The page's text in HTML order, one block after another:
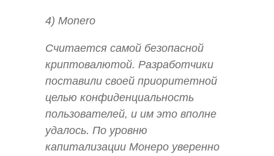
4) Monero
Считается самой безопасной
криптовалютой. Разработчики
поставили своей приоритетной
целью конфиденциальность
пользователей, и им это вполне
удалось. По уровню
капитализации Монеро уверенно